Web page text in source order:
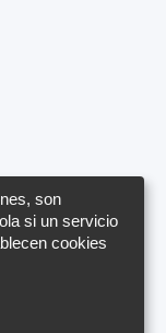
son
si un servicio
cookies